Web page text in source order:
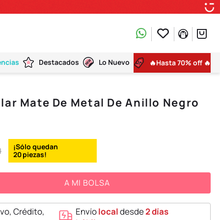
Destacados Lo Nuevo 🔥Hasta 70% off 🔥
Mate De Metal De Anillo Negro
20
A MI BOLSA
Crédito,
Envíolocaldesde2 días